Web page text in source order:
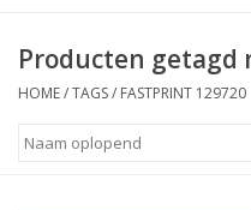
Retail
Producten getagd
HOME/TAGS/ FASTPRINT 129720